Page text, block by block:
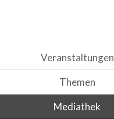
Veranstaltungen
Themen
Mediathek